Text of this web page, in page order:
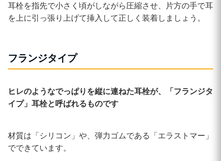
耳栓を指先で小さく頃がしながら圧縮させ、片方の手で耳
を上に引っ張り上げて挿入して正しく装着しましょう。
フランジタイプ
ヒレのようなでっぱりを縦に連ねた耳栓が、「フランジタ
イプ」耳栓と呼ばれるものです
材質は「シリコン」や、弾力ゴムである「エラストマー」
でできています。